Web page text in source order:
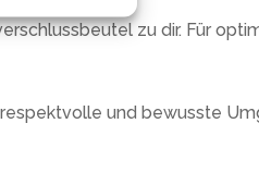
zu dir. Für
und bewusste